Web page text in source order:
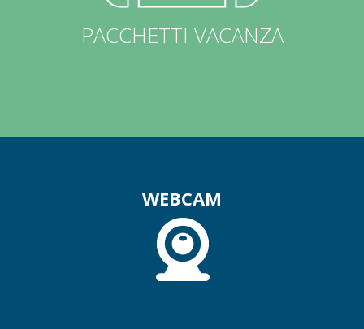
PACCHETTI VACANZA
WEBCAM